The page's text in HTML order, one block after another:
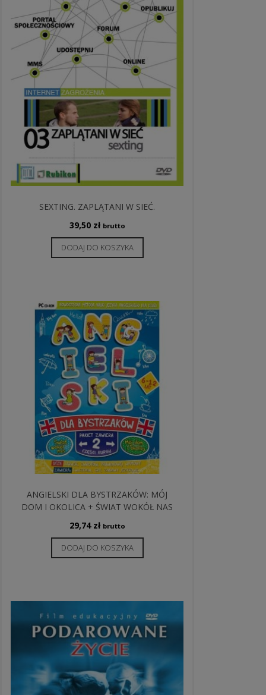
SEXTING. ZAPLĄTANI W SIEĆ.
39,50 zł brutto
DODAJ DO KOSZYKA
ANGIELSKI DLA BYSTRZAKÓW: MÓJ
DOM I OKOLICA + ŚWIAT WOKÓŁ NAS
29,74 zł brutto
DODAJ DO KOSZYKA